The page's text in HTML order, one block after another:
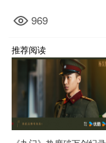
969
推荐阅读